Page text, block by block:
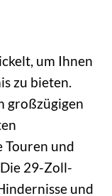
um Ihnen
zu bieten.
großzügigen
Touren und
29-Zoll-
und